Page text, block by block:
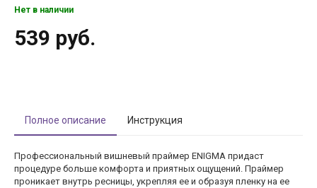
Нет в наличии
539 руб.
Полное описание Инструкция
Профессиональный вишневый праймер ENIGMA придаст
процедуре больше комфорта и приятных ощущений. Праймер
проникает внутрь ресницы, укрепляя ее и образуя пленку на ее